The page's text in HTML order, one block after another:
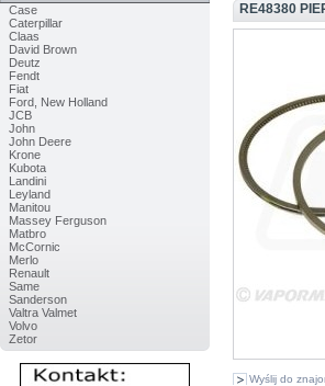
Case
Caterpillar
Claas
David Brown
Deutz
Fendt
Fiat
Ford, New Holland
JCB
John
John Deere
Krone
Kubota
Landini
Leyland
Manitou
Massey Ferguson
Matbro
McCornic
Merlo
Renault
Same
Sanderson
Valtra Valmet
Volvo
Zetor
RE48380
Wyślij do